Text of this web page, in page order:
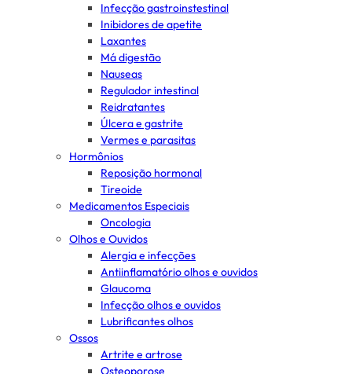
Infecção gastroinstestinal
Inibidores de apetite
Laxantes
Má digestão
Nauseas
Regulador intestinal
Reidratantes
Úlcera e gastrite
Vermes e parasitas
Hormônios
Reposição hormonal
Tireoide
Medicamentos Especiais
Oncologia
Olhos e Ouvidos
Alergia e infecções
Antiinflamatório olhos e ouvidos
Glaucoma
Infecção olhos e ouvidos
Lubrificantes olhos
Ossos
Artrite e artrose
Osteoporose